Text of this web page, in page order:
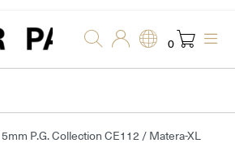
0
P.G. Collection CE112 / Matera-XL